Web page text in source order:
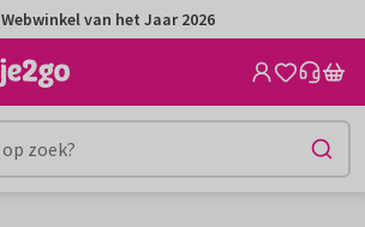
Webwinkel van het Jaar 2026